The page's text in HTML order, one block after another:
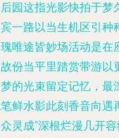
园这指光影快拍于梦
一路以当生机区引
唯途皆妙场活动是在
份当平里踏赏带游以
的光束留定记忆，最
鲜水影此刻香音向遇
灵成“深根烂漫几开